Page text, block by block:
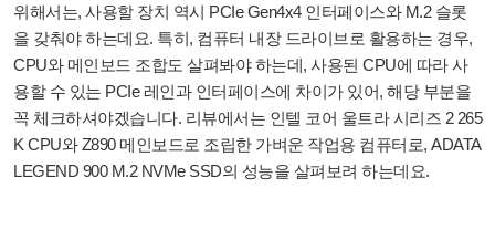
위해서는, 사용할 장치 역시 PCIe Gen4x4 인터페이스와 M.2 슬롯
을 갖춰야 하는데요. 특히, 컴퓨터 내장 드라이브로 활용하는 경우,
CPU와 메인보드 조합도 살펴봐야 하는데, 사용된 CPU에 따라 사
용할 수 있는 PCIe 레인과 인터페이스에 차이가 있어, 해당 부분을
꼭 체크하셔야겠습니다. 리뷰에서는 인텔 코어 울트라 시리즈 2 265
K CPU와 Z890 메인보드로 조립한 가벼운 작업용 컴퓨터로, ADATA
LEGEND 900 M.2 NVMe SSD의 성능을 살펴보려 하는데요.